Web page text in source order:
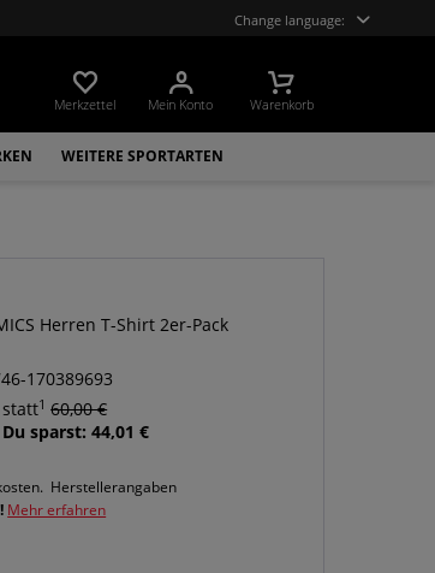
Change language:
Merkzettel Mein Konto Warenkorb
WEITERE SPORTARTEN
Herren T-Shirt 2er-Pack
170389693
statt1 60,00 €
Du sparst: 44,01 €
Herstellerangaben
Mehr erfahren